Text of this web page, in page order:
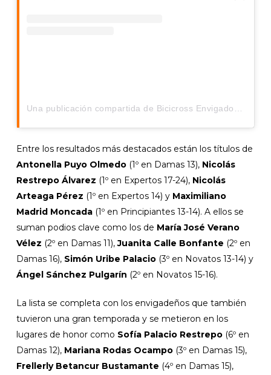
Una publicación compartida de Bicicross Envigado (@bmxenvigado)
Entre los resultados más destacados están los títulos de
Antonella Puyo Olmedo(1º en Damas 13), Nicolás
Restrepo Álvarez (1º en Expertos 17-24), Nicolás
Arteaga Pérez (1º en Expertos 14) y Maximiliano
Madrid Moncada(1º en Principiantes 13-14). A ellos se
suman podios clave como los de María José Verano
Vélez (2º en Damas 11),Juanita Calle Bonfante (2º en
Damas 16), Simón Uribe Palacio(3º en Novatos 13-14) y
Ángel Sánchez Pulgarín (2º en Novatos 15-16).
La lista se completa con los envigadeños que también
tuvieron una gran temporada y se metieron en los
lugares de honor como Sofía Palacio Restrepo(6º en
Damas 12), Mariana Rodas Ocampo(3º en Damas 15),
Frellerly Betancur Bustamante (4º en Damas 15),